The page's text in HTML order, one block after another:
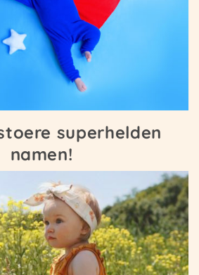
superhelden
namen!